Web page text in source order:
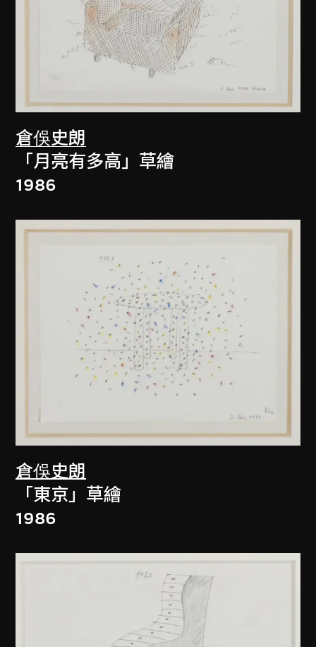
倉俁史朗
「月亮有多高」草繪
1986
倉俁史朗
「東京」草繪
1986